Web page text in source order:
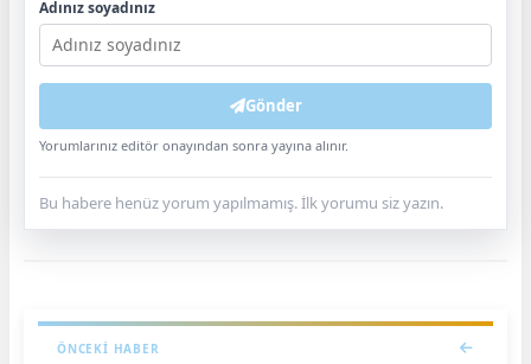
Adınız soyadınız
Gönder
Yorumlarınız editör onayından sonra yayına alınır.
Bu habere henüz yorum yapılmamış. İlk yorumu siz yazın.
ÖNCEKI HABER